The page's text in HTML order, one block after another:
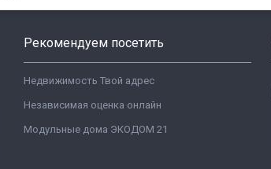
Рекомендуем посетить
Недвижимость Твой адрес
Независимая оценка онлайн
Модульные дома ЭКОДОМ 21